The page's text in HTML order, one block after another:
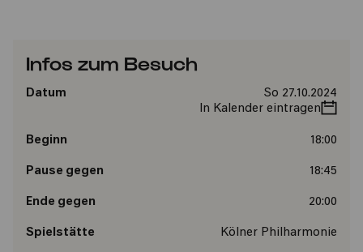
Infos zum Besuch
Datum
So 27.10.2024
In Kalender eintragen
Beginn 18:00
Pause gegen 18:45
Ende gegen 20:00
Spielstätte Kölner Philharmonie